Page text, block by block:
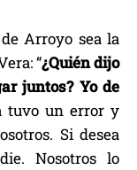
Arroyo sea la
“¿Quién dijo
juntos? Yo de
tuvo un error y
Si desea
Nosotros lo